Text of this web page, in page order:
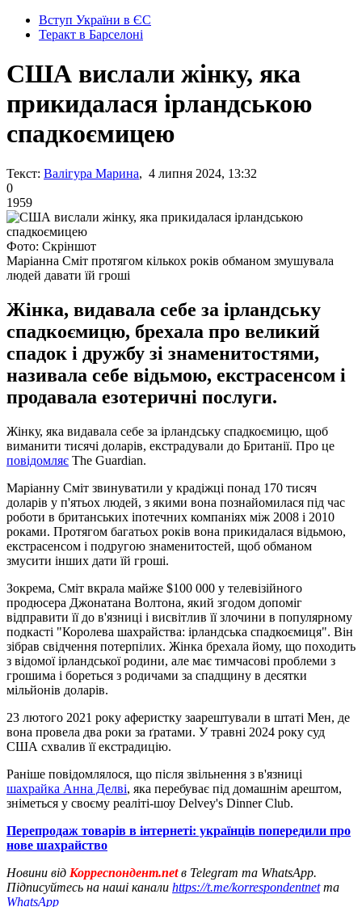
Вступ України в ЄС
Теракт в Барселоні
США вислали жінку, яка
прикидалася ірландською
спадкоємицею
Текст: Валігура Марина, 4 липня 2024, 13:32
0
1959
Фото: Скріншот
Маріанна Сміт протягом кількох років обманом змушувала
людей давати їй гроші
Жінка, видавала себе за ірландську
спадкоємицю, брехала про великий
спадок і дружбу зі знаменитостями,
називала себе відьмою, екстрасенсом і
продавала езотеричні послуги.
Жінку, яка видавала себе за ірландську спадкоємицю, щоб
виманити тисячі доларів, екстрадували до Британії. Про це
повідомляє The Guardian.
Маріанну Сміт звинуватили у крадіжці понад 170 тисяч
доларів у п'ятьох людей, з якими вона познайомилася під час
роботи в британських іпотечних компаніях між 2008 і 2010
роками. Протягом багатьох років вона прикидалася відьмою,
екстрасенсом і подругою знаменитостей, щоб обманом
змусити інших дати їй гроші.
Зокрема, Сміт вкрала майже $100 000 у телевізійного
продюсера Джонатана Волтона, який згодом допоміг
відправити її до в'язниці і висвітлив її злочини в популярному
подкасті "Королева шахрайства: ірландська спадкоємиця". Він
зібрав свідчення потерпілих. Жінка брехала йому, що походить
з відомої ірландської родини, але має тимчасові проблеми з
грошима і бореться з родичами за спадщину в десятки
мільйонів доларів.
23 лютого 2021 року аферистку заарештували в штаті Мен, де
вона провела два роки за ґратами. У травні 2024 року суд
США схвалив її екстрадицію.
Раніше повідомлялося, що після звільнення з в'язниці
шахрайка Анна Делві, яка перебуває під домашнім арештом,
зніметься у своєму реаліті-шоу Delvey's Dinner Club.
Перепродаж товарів в інтернеті: українців попередили про
нове шахрайство
Новини від Корреспондент.netв Telegram та WhatsApp.
Підписуйтесь на наші канали https://t.me/korrespondentnetта
WhatsApp